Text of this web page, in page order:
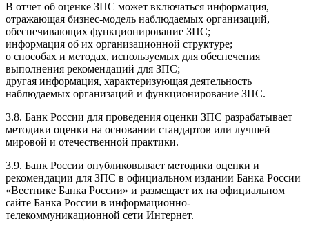
В отчет об оценке ЗПС может включаться информация,
отражающая бизнес-модель наблюдаемых организаций,
обеспечивающих функционирование ЗПС;
информация об их организационной структуре;
о способах и методах, используемых для обеспечения
выполнения рекомендаций для ЗПС;
другая информация, характеризующая деятельность
наблюдаемых организаций и функционирование ЗПС.
3.8. Банк России для проведения оценки ЗПС разрабатывает
методики оценки на основании стандартов или лучшей
мировой и отечественной практики.
3.9. Банк России опубликовывает методики оценки и
рекомендации для ЗПС в официальном издании Банка России
«Вестнике Банка России» и размещает их на официальном
сайте Банка России в информационно-
телекоммуникационной сети Интернет.